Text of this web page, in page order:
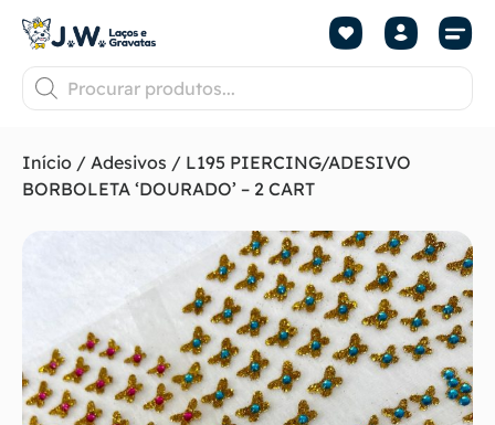
Início / Adesivos / L195 PIERCING/ADESIVO
BORBOLETA ‘DOURADO’ – 2 CART